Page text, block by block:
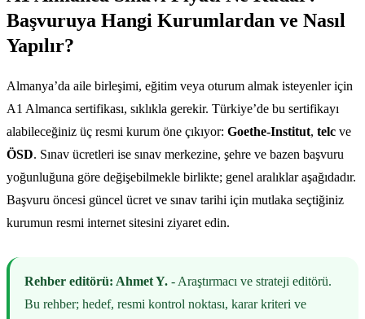
Başvuruya Hangi Kurumlardan ve Nasıl
Yapılır?
Almanya’da aile birleşimi, eğitim veya oturum almak isteyenler için
A1 Almanca sertifikası, sıklıkla gerekir. Türkiye’de bu sertifikayı
alabileceğiniz üç resmi kurum öne çıkıyor: Goethe-Institut, telc ve
ÖSD. Sınav ücretleri ise sınav merkezine, şehre ve bazen başvuru
yoğunluğuna göre değişebilmekle birlikte; genel aralıklar aşağıdadır.
Başvuru öncesi güncel ücret ve sınav tarihi için mutlaka seçtiğiniz
kurumun resmi internet sitesini ziyaret edin.
Rehber editörü: Ahmet Y. - Araştırmacı ve strateji editörü.
Bu rehber; hedef, resmi kontrol noktası, karar kriteri ve